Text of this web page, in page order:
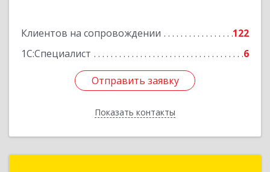
Клиентов на сопровождении
122
1С:Специалист
6
Отправить заявку
Показать контакты
Отправить заявку
Назад